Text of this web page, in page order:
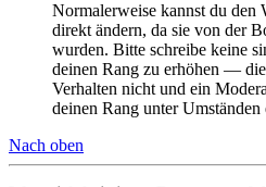
Normalerweise kannst du den
direkt ändern, da sie von der
wurden. Bitte schreibe keine
deinen Rang zu erhöhen —
Verhalten nicht und ein
deinen Rang unter
Nach oben